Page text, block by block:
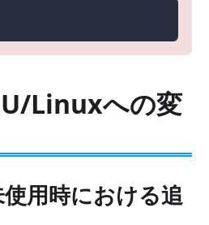
Linuxへの変
用時における追